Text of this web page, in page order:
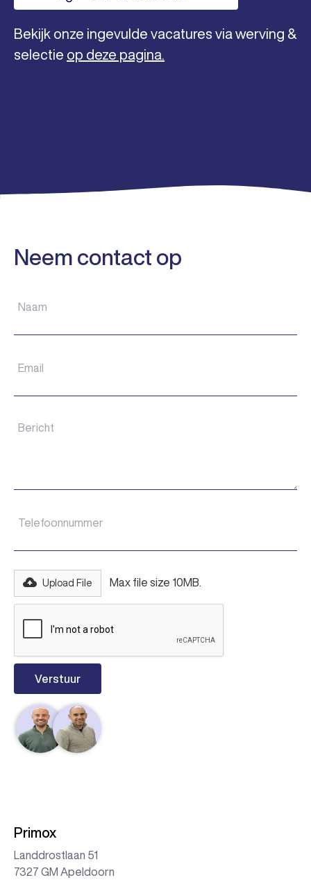
Bekijk onze ingevulde vacatures via werving &
selectie op deze pagina.
Neem contact op
Upload File Max file size 10MB.
Primox
Landdrostlaan 51
7327 GM Apeldoorn